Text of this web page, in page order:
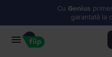
Cu Genius
garantată la